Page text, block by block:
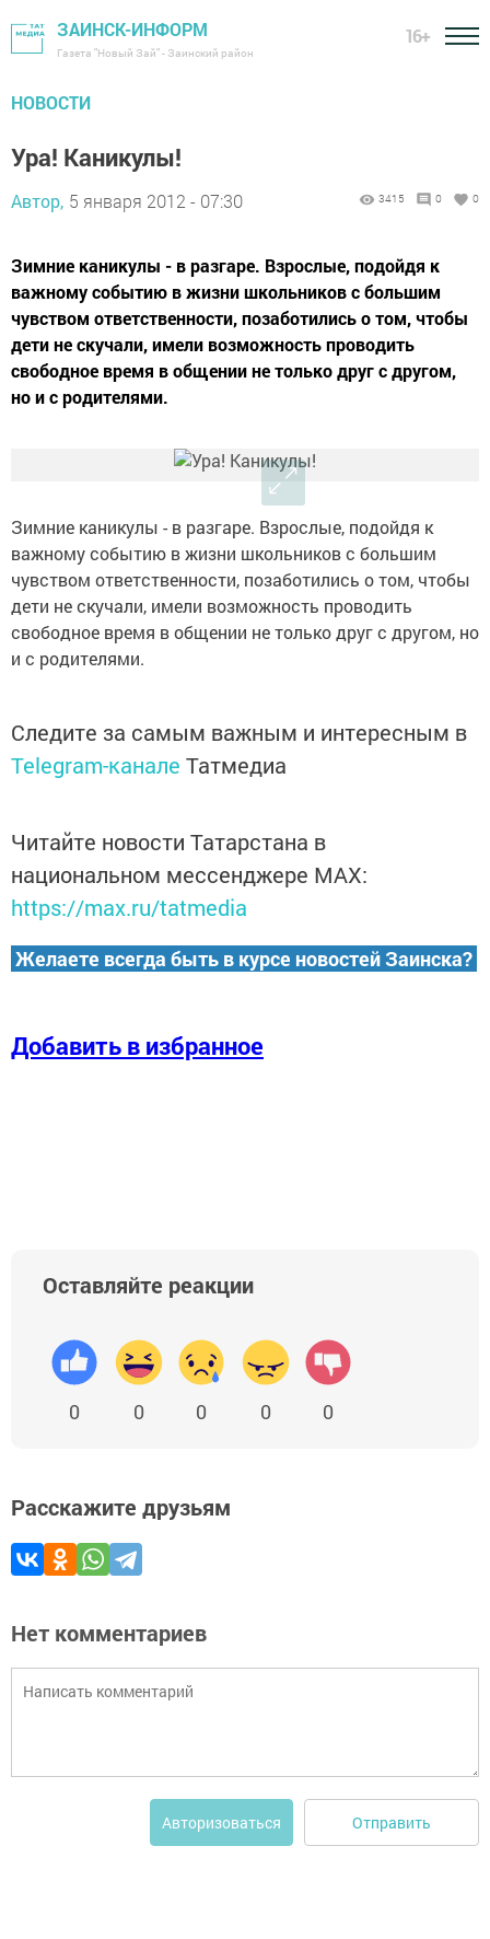
ЗАИНСК-ИНФОРМ
Газета "Новый Зай" - Заинский район
16+
НОВОСТИ
Ура! Каникулы!
Автор, 5 января 2012 - 07:30 3415 0 0
Зимние каникулы - в разгаре. Взрослые, подойдя к
важному событию в жизни школьников с большим
чувством ответственности, позаботились о том, чтобы
дети не скучали, имели возможность проводить
свободное время в общении не только друг с другом,
но и с родителями.
Зимние каникулы - в разгаре. Взрослые, подойдя к
важному событию в жизни школьников с большим
чувством ответственности, позаботились о том, чтобы
дети не скучали, имели возможность проводить
свободное время в общении не только друг с другом, но
и с родителями.
Следите за самым важным и интересным в
Telegram-канале Татмедиа
Читайте новости Татарстана в
национальном мессенджере MАХ:
https://max.ru/tatmedia
Желаете всегда быть в курсе новостей Заинска?
Добавить в избранное
Оставляйте реакции
0 0 0 0 0
Расскажите друзьям
Нет комментариев
Авторизоваться Отправить